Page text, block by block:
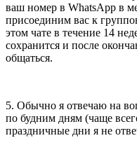
ваш номер в WhatsApp в
присоединим вас к
этом чате в течение 14
сохранится и после
общаться.
5. Обычно я отвечаю на
по будним дням (чаще
праздничные дни я не